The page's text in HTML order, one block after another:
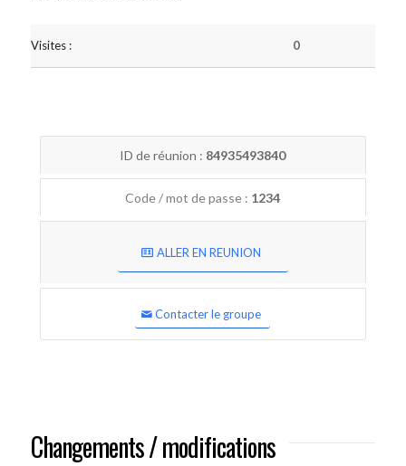
Visites : 0
ID de réunion : 84935493840
Code / mot de passe : 1234
ALLER EN REUNION
Contacter le groupe
Changements / modifications